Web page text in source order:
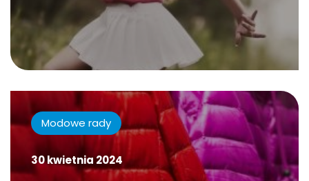
Modowe rady
30 kwietnia 2024